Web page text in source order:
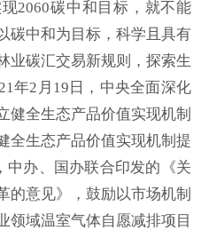
2060碳中和目标，就不能
碳中和为目标，科学且具有
业碳汇交易新规则，探索生
年2月19日，中央全面深化
健全生态产品价值实现机制
全生态产品价值实现机制提
中办、国办联合印发的《关
的意见》，鼓励以市场机制
领域温室气体自愿减排项目